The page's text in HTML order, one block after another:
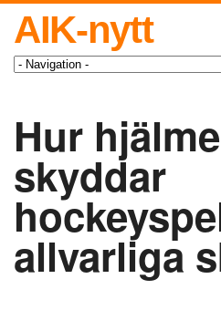
AIK-nytt
Hur
skyddar
allvarliga